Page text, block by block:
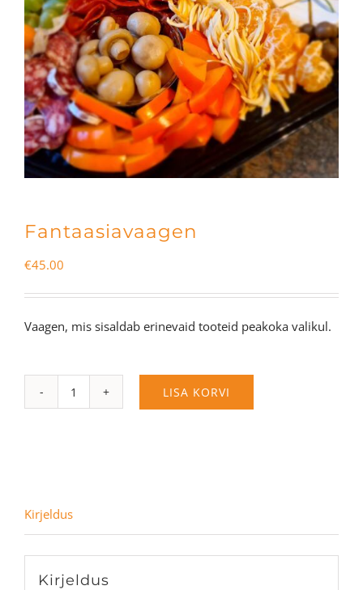
Fantaasiavaagen
€45.00
Vaagen, mis sisaldab erinevaid tooteid peakoka valikul.
Fantaasiavaagen
kogus
LISA KORVI
Kirjeldus
Kirjeldus